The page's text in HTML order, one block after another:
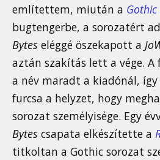
említettem, miután a Gothic
bugtengerbe, a sorozatért
Bytes eléggé öszekapott a
aztán szakítás lett a vége.
a név maradt a kiadónál,
furcsa a helyzet, hogy
sorozat személyisége. Egy
Bytes csapata elkészítette a
titkoltan a Gothic sorozat